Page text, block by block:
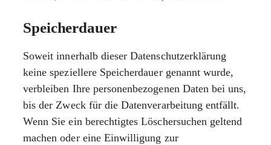
Speicherdauer
Soweit innerhalb dieser Datenschutzerklärung
keine speziellere Speicherdauer genannt wurde,
verbleiben Ihre personenbezogenen Daten bei uns,
bis der Zweck für die Datenverarbeitung entfällt.
Wenn Sie ein berechtigtes Löschersuchen geltend
machen oder eine Einwilligung zur